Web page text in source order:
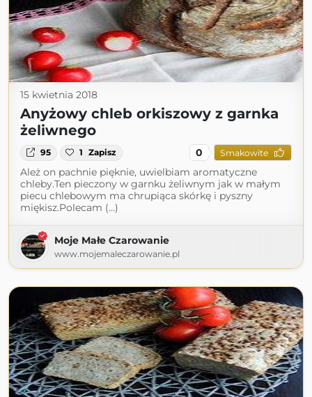
15 kwietnia 2018
Anyżowy chleb orkiszowy z garnka
żeliwnego
95 1 Zapisz 0 Smakowite
Ależ on pachnie pięknie, uwielbiam aromatyczne
chleby.Ten pieczony w garnku żeliwnym jak w małym
piecu chlebowym ma chrupiąca skórkę i pyszny
miękisz.Polecam (...)
Moje Małe Czarowanie
www.mojemaleczarowanie.pl